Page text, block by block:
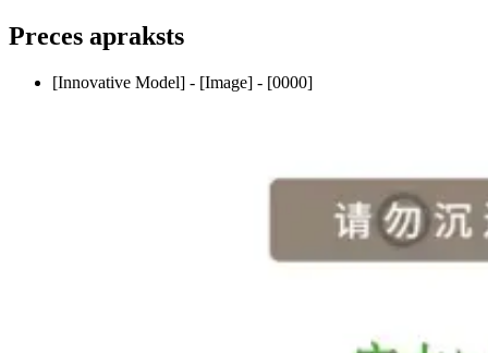
Preces apraksts
[Innovative Model] - [Image] - [0000]